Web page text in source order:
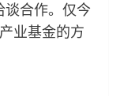
谈合作。仅今
业基金的方